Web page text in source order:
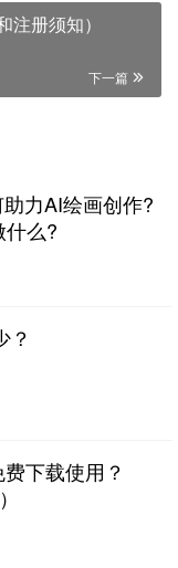
册须知）
下一篇
力AI绘画创作?
么?
？
下载使用？